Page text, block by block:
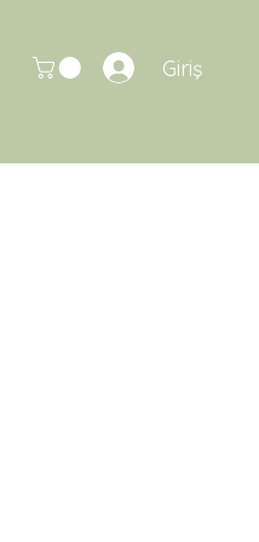
Giriş